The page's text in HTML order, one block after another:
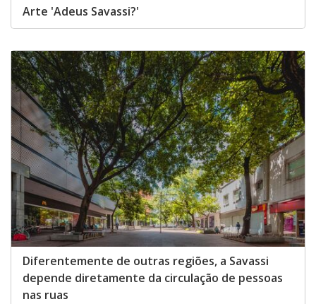
Arte 'Adeus Savassi?'
Diferentemente de outras regiões, a Savassi
depende diretamente da circulação de pessoas
nas ruas